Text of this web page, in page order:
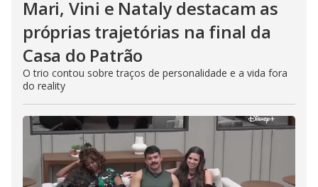
Mari, Vini e Nataly destacam as
próprias trajetórias na final da
Casa do Patrão
O trio contou sobre traços de personalidade e a vida fora
do reality